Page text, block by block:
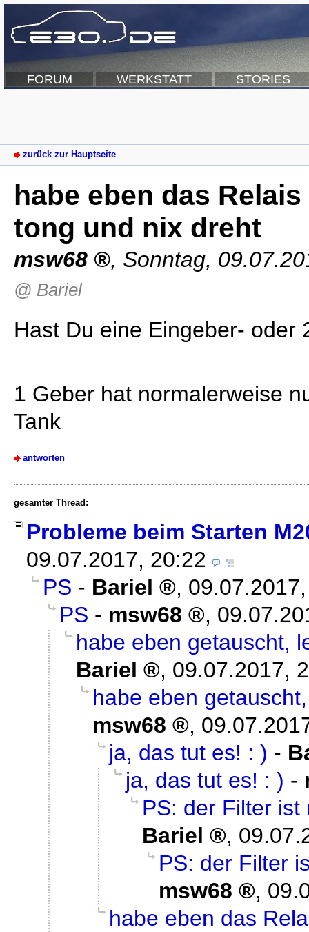
FORUM WERKSTATT STORIES
zurück zur Hauptseite
habe eben das
tong und nix dreht
msw68 , Sonntag,
@ Bariel
Hast Du eine Eingeber- oder
1 Geber hat normalerweise
Tank
antworten
gesamter Thread:
Probleme beim Starten
09.07.2017, 20:22
PS - Bariel ,
PS - msw68 ,
habe eben getauscht,
Bariel
, 09.07.2017,
habe eben
msw68
,
ja, das tut es! : ) -
ja, das tut es! : ) -
PS: der Filter
Bariel
,
PS: der Filter
msw68
,
habe eben das